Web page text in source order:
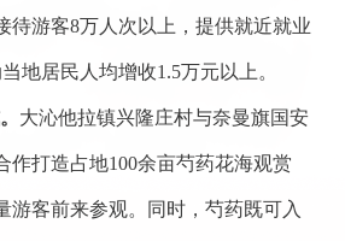
待游客8万人次以上，提供就近就业
地居民人均增收1.5万元以上。
大沁他拉镇兴隆庄村与奈曼旗国安
作打造占地100余亩芍药花海观赏
游客前来参观。同时，芍药既可入